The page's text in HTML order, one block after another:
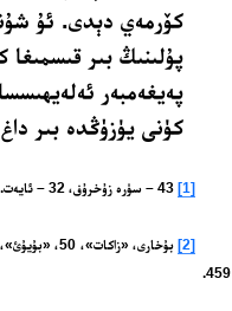
كۆرمەي دېدى. ئۇ
پۇلىنىڭ بىر قىسمىغا
پەيغەمبەر
كۈنى يۈزۈڭدە بىر
[1]
[2] بۇخارى، «زاكات»، 50، «بۇيۇئ»، 15، «مۇساقات»، 14؛ نەسەئى، «زاكات»، 85؛ ئەھمەد ئىبنى ھەنبەل،
459.